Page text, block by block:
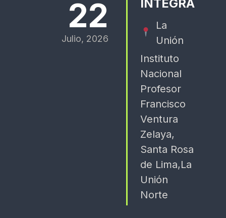
22
Julio, 2026
INTEGRA
La
Unión
Instituto
Nacional
Profesor
Francisco
Ventura
Zelaya,
Santa Rosa
de Lima,La
Unión
Norte